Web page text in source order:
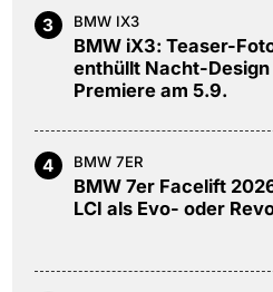
3 BMW IX3
BMW iX3: Teaser-
enthüllt Nacht-
Premiere am 5.9.
4 BMW 7ER
BMW 7er Facelift
LCI als Evo- oder